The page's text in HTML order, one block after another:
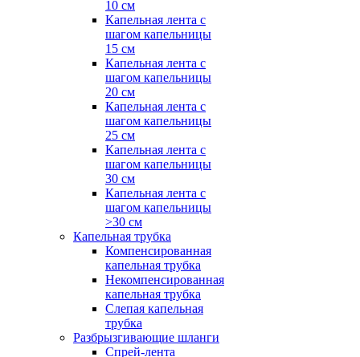
10 см
Капельная лента с
шагом капельницы
15 см
Капельная лента с
шагом капельницы
20 см
Капельная лента с
шагом капельницы
25 см
Капельная лента с
шагом капельницы
30 см
Капельная лента с
шагом капельницы
>30 см
Капельная трубка
Компенсированная
капельная трубка
Некомпенсированная
капельная трубка
Слепая капельная
трубка
Разбрызгивающие шланги
Спрей-лента